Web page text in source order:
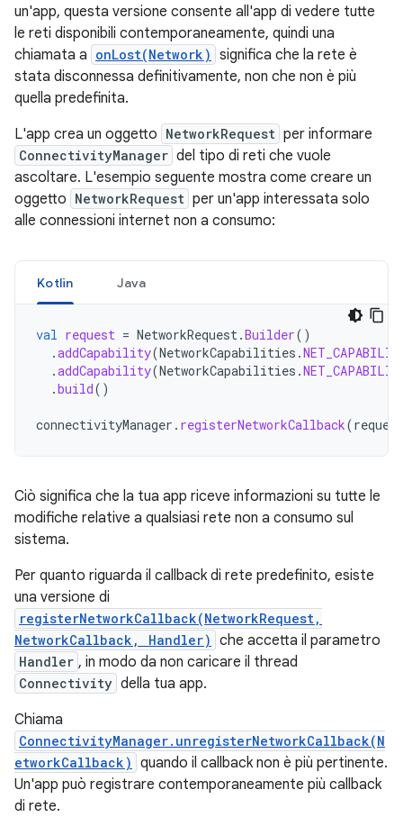
un'app, questa versione consente all'app di vedere tutte
le reti disponibili contemporaneamente, quindi una
chiamata a onLost(Network) significa che la rete è
stata disconnessa definitivamente, non che non è più
quella predefinita.
L'app crea un oggetto NetworkRequest per informare
ConnectivityManager del tipo di reti che vuole
ascoltare. L'esempio seguente mostra come creare un
oggetto NetworkRequest per un'app interessata solo
alle connessioni internet non a consumo:
Kotlin Java
val request = NetworkRequest.Builder()
.addCapability(NetworkCapabilities .
.addCapability(NetworkCapabilities .
.build()
connectivityManager . registerNetworkCallback(request
Ciò significa che la tua app riceve informazioni su tutte le
modifiche relative a qualsiasi rete non a consumo sul
sistema.
Per quanto riguarda il callback di rete predefinito, esiste
una versione di
registerNetworkCallback(NetworkRequest,
NetworkCallback, Handler) che accetta il parametro
Handler , in modo da non caricare il thread
Connectivity della tua app.
Chiama
ConnectivityManager.unregisterNetworkCallback(N
etworkCallback) quando il callback non è più pertinente.
Un'app può registrare contemporaneamente più callback
di rete.